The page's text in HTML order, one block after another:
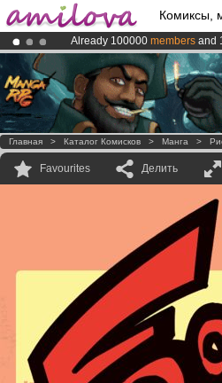
Комиксы,
Already 100000 members and
AmilovaKickstarter is now LIVE
Premium membership from
Главная > Каталог Комисков > Манга >
Favourites Делить